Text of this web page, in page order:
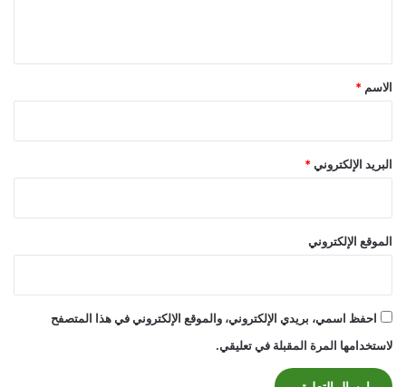
*
الاسم *
البريد الإلكتروني *
الموقع الإلكتروني
احفظ اسمي، بريدي الإلكتروني، والموقع الإلكتروني في هذا المتصفح
لاستخدامها المرة المقبلة في تعليقي.